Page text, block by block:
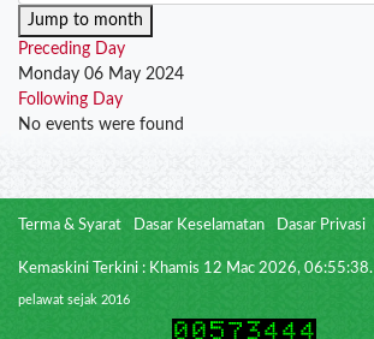
Jump to month
Preceding Day
Monday 06 May 2024
Following Day
No events were found
Terma & Syarat Dasar Keselamatan Dasar Privasi
Kemaskini Terkini : Khamis 12 Mac 2026, 06:55:38.
pelawat sejak 2016